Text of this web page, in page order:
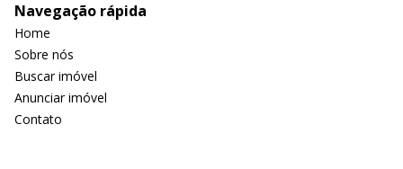
Navegação rápida
Home
Sobre nós
Buscar imóvel
Anunciar imóvel
Contato